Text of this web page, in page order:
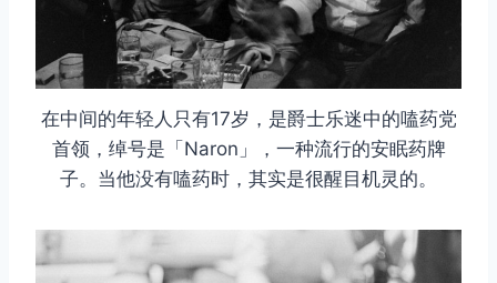
在中间的年轻人只有17岁，是爵士乐迷中的嗑药党
首领，绰号是「Naron」，一种流行的安眠药牌
子。当他没有嗑药时，其实是很醒目机灵的。